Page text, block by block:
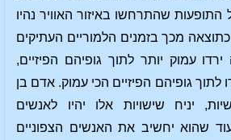
שהתרחשו באיזור האוויר נהיו
מכך בזמנים הלמוריים העתיקים
עמוק יותר לתוך גופיהם הפיזיים,
לתוך גופיהם הפיזיים הכי עמוק. אדם בן
יניח שישויות אלו יהיו לאנשים
שהוא יחשיב את האנשים הצפוניים